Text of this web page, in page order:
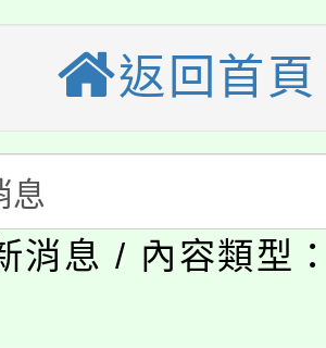
惠，中低收入戶
優惠，詳情可洽有
造教育及科技中
師增能研習
自造教育及科技
研習
生活教案入校路
食農教育專業人
祭」8/29、30在
返回首頁
消息 / 內容類型